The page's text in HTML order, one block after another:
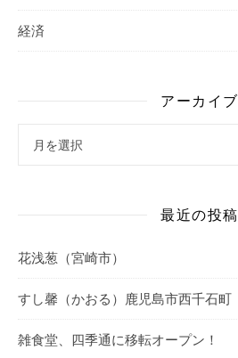
経済
アーカイブ
最近の投稿
花浅葱（宮崎市）
すし馨（かおる）鹿児島市西千石町
雑食堂、四季通に移転オープン！